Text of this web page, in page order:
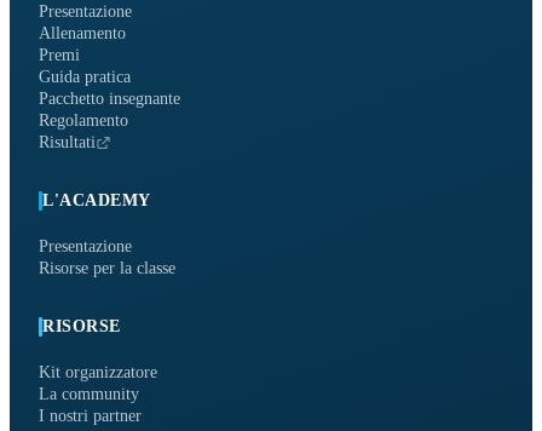
Presentazione
Allenamento
Premi
Guida pratica
Pacchetto insegnante
Regolamento
Risultati
L'ACADEMY
Presentazione
Risorse per la classe
RISORSE
Kit organizzatore
La community
I nostri partner